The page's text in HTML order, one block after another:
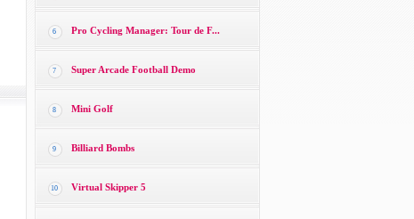
6 Pro Cycling Manager: Tour de F...
7 Super Arcade Football Demo
8 Mini Golf
9 Billiard Bombs
10 Virtual Skipper 5